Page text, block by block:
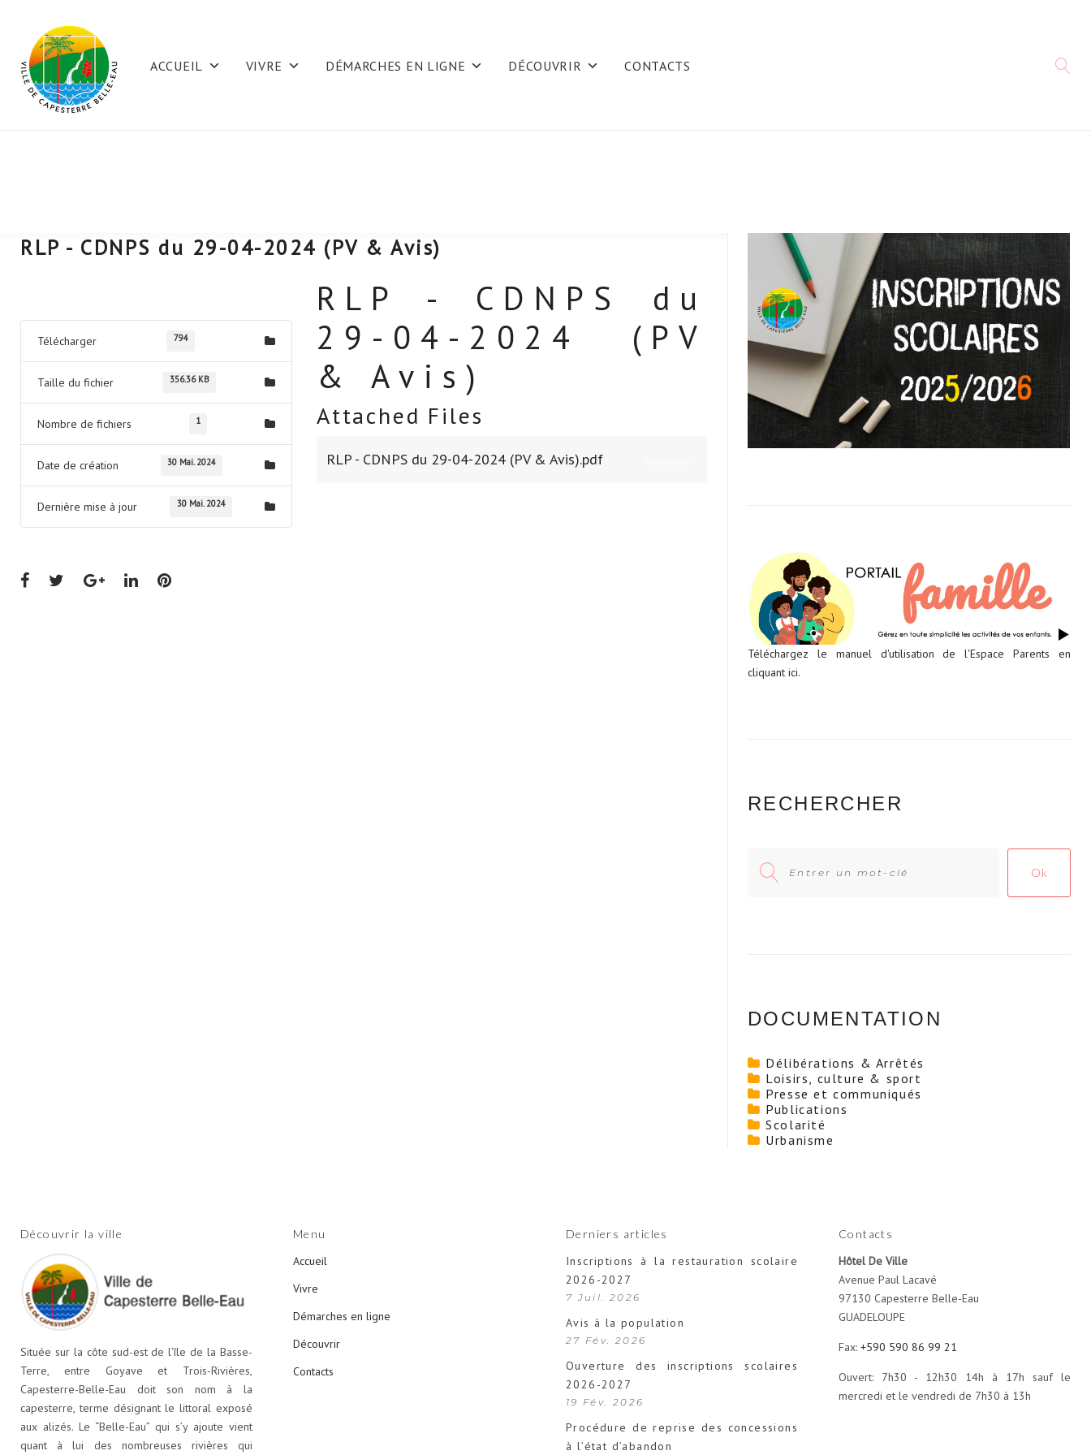
content
ACCUEIL VIVRE DÉMARCHES EN LIGNE DÉCOUVRIR CONTACTS
RLP - CDNPS du 29-04-2024 (PV & Avis)
Télécharger 794
Taille du fichier 356.36 KB
Nombre de fichiers 1
Date de création 30 Mai. 2024
Dernière mise à jour 30 Mai. 2024
RLP - CDNPS du
29-04-2024 (PV
& Avis)
Attached Files
RLP - CDNPS du 29-04-2024 (PV & Avis).pdf
Facebook
TwitterGoogle+LinkedInPinterest
Téléchargez le manuel d'utilisation de l'Espace Parents en
cliquant ici.
RECHERCHER
for:
Ok
DOCUMENTATION
Délibérations & Arrêtés
Loisirs, culture & sport
Presse et communiqués
Publications
Scolarité
Urbanisme
Découvrir la ville
Située sur la côte sud-est de l’île de la Basse-
Terre, entre Goyave et Trois-Rivières,
Capesterre-Belle-Eau doit son nom à la
capesterre, terme désignant le littoral exposé
aux alizés. Le “Belle-Eau” qui s’y ajoute vient
quant à lui des nombreuses rivières qui
Menu
Accueil
Vivre
Démarches en ligne
Découvrir
Contacts
Derniers articles
Inscriptions à la restauration scolaire
2026-2027
7 Juil. 2026
Avis à la population
27 Fév. 2026
Ouverture des inscriptions scolaires
2026-2027
19 Fév. 2026
Procédure de reprise des concessions
à l’état d’abandon
Contacts
Hôtel De Ville
Avenue Paul Lacavé
97130 Capesterre Belle-Eau
GUADELOUPE
Fax: +590 590 86 99 21
Ouvert: 7h30 - 12h30 14h à 17h sauf le
mercredi et le vendredi de 7h30 à 13h